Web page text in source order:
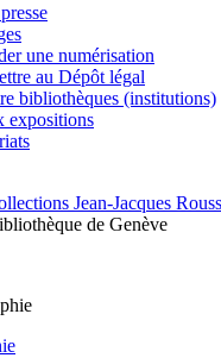
une numérisation
au Dépôt légal
bibliothèques (institutions)
expositions